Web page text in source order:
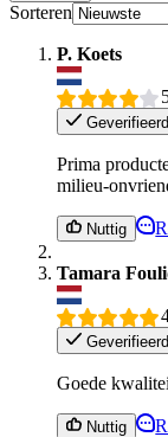
Sorteren
P. Koets
Geverifieerd
Prima
milieu-
Nuttig
Tamara
Geverifieerd
Goede
Nuttig